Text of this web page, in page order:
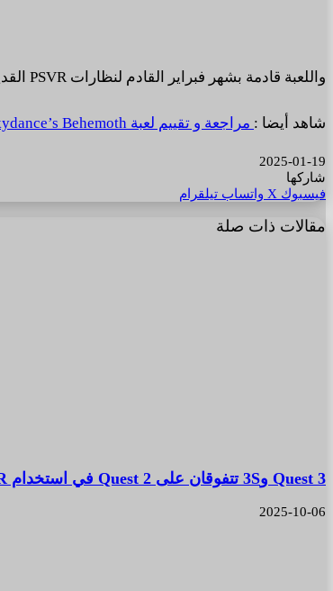
واللعبة قادمة بشهر فبراير القادم لنظارات PSVR القديمة ونظارات PSVR2 الجديدة أيضا. وهي متاحة بالفعل لنظارات Quest وسيتم اطلاقها قريبا لنظارات الحاسب الشخصي PCVR.
شاهد أيضا : مراجعة و تقييم لعبة Skydance’s Behemoth
2025-01-19
شاركها
فيسبوك ‫X واتساب تيلقرام
مقالات ذات صلة
Quest 3 و3S تتفوقان على Quest 2 في استخدام SteamVR
2025-10-06